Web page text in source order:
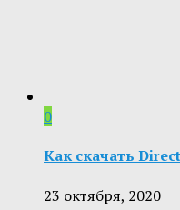
0
Как скачать
23 октября, 2020